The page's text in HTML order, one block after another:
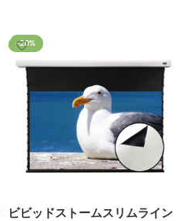
-20%
ビビッドストームスリムライン